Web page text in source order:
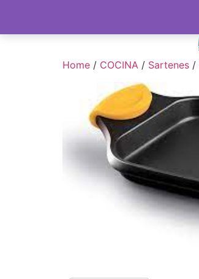
Home / COCINA / Sartenes /